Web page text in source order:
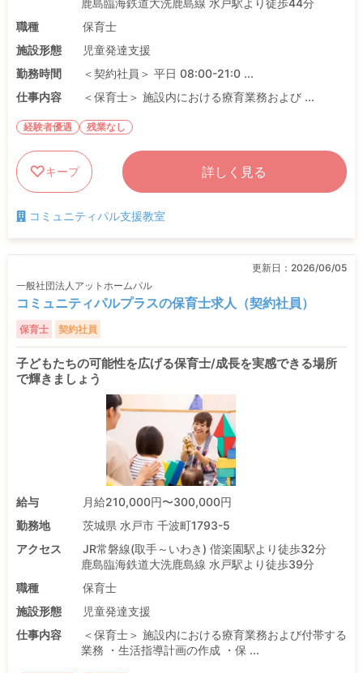
鹿島臨海鉄道大洗鹿島線 水戸駅より徒歩44分
職種
保育士
施設形態
児童発達支援
勤務時間
＜契約社員＞ 平日 08:00-21:0 ...
仕事内容
＜保育士＞ 施設内における療育業務および ...
経験者優遇 残業なし
キープ 詳しく見る
コミュニティパル支援教室
更新日： 2026/06/05
一般社団法人アットホームパル
コミュニティパルプラスの保育士求人（契約社員）
保育士 契約社員
子どもたちの可能性を広げる保育士/成長を実感できる場所
で輝きましょう
給与
月給210,000円〜300,000円
勤務地
茨城県 水戸市 千波町1793-5
アクセス
JR常磐線(取手～いわき) 偕楽園駅より徒歩32分
鹿島臨海鉄道大洗鹿島線 水戸駅より徒歩39分
職種
保育士
施設形態
児童発達支援
仕事内容
＜保育士＞ 施設内における療育業務および付帯する
業務 ・生活指導計画の作成 ・保 ...